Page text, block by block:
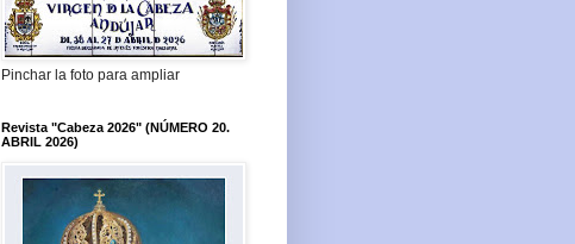
Pinchar la foto para ampliar
Revista "Cabeza 2026" (NÚMERO 20.
ABRIL 2026)